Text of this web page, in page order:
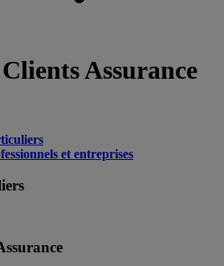
Clients Assurance
et entreprises